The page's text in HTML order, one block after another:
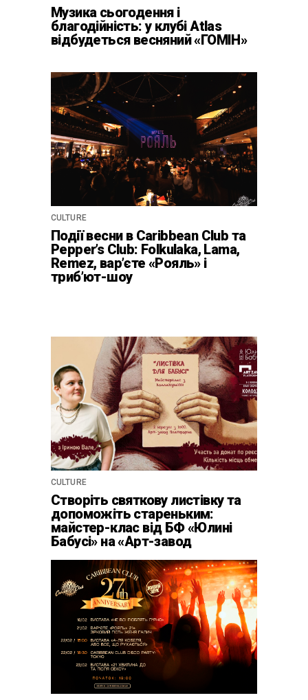
Музика сьогодення і
благодійність: у клубі Atlas
відбудеться весняний «ГОМІН»
CULTURE
Події весни в Caribbean Club та
Pepper’s Club: Folkulaka, Lama,
Remez, вар’єте «Рояль» і
триб’ют-шоу
CULTURE
Створіть святкову листівку та
допоможіть стареньким:
майстер-клас від БФ «Юлині
Бабусі» на «Арт-завод